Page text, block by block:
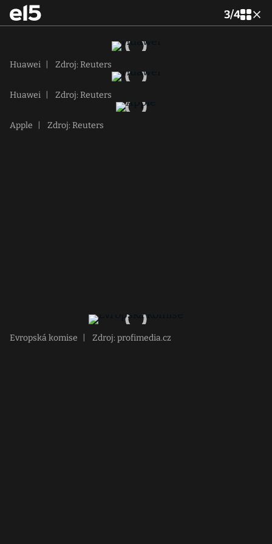
3/4
Huawei Zdroj: Reuters
Huawei Zdroj: Reuters
Apple Zdroj: Reuters
Evropská komise Zdroj: profimedia.cz